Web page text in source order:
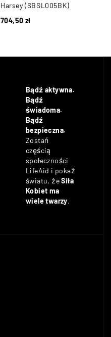
Harsey (SBSL005BK)
704,50 zł
Bądź aktywna.
Bądź
świadoma.
Bądź
bezpieczna.
Zostań
częścią
społeczności
LifeAid i pokaż
światu, żeSiła
Kobiet ma
wiele twarzy.